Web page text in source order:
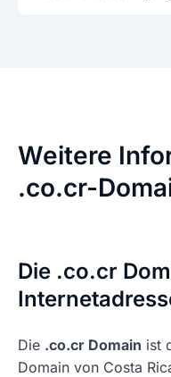
Weitere
.co.cr-
Die .co.cr
Die .co.cr Domain ist
Domain von Costa